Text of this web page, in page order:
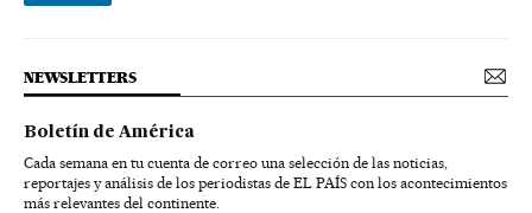
NEWSLETTERS
Boletín de América
Cada semana en tu cuenta de correo una selección de las noticias,
reportajes y análisis de los periodistas de EL PAÍS con los acontecimientos
más relevantes del continente.